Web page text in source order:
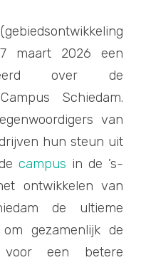
maart 2026 een
over de
Schiedam.
van
hun steun uit
campus in de ’s-
ontwikkelen van
de ultieme
gezamenlijk de
een betere